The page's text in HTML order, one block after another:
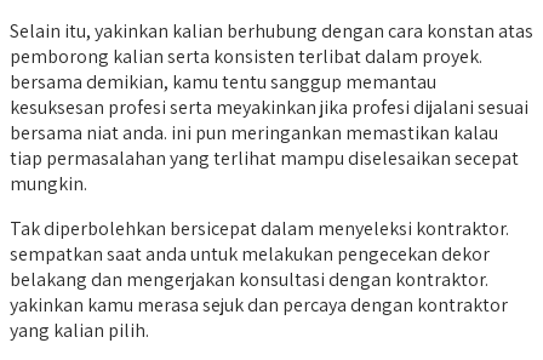
Selain itu, yakinkan kalian berhubung dengan cara konstan atas
pemborong kalian serta konsisten terlibat dalam proyek.
bersama demikian, kamu tentu sanggup memantau
kesuksesan profesi serta meyakinkan jika profesi dijalani sesuai
bersama niat anda. ini pun meringankan memastikan kalau
tiap permasalahan yang terlihat mampu diselesaikan secepat
mungkin.
Tak diperbolehkan bersicepat dalam menyeleksi kontraktor.
sempatkan saat anda untuk melakukan pengecekan dekor
belakang dan mengerjakan konsultasi dengan kontraktor.
yakinkan kamu merasa sejuk dan percaya dengan kontraktor
yang kalian pilih.